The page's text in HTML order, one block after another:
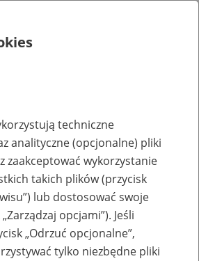
techniczne
analityczne (opcjonalne) pliki
zaakceptować wykorzystanie
takich plików (przycisk
lub dostosować swoje
opcjami”). Jeśli
„Odrzuć opcjonalne”,
tylko niezbędne pliki